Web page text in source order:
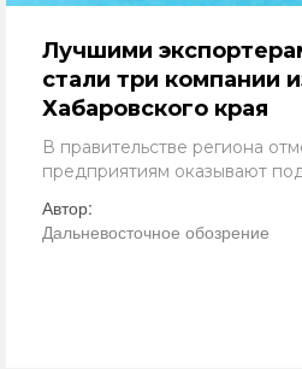
Лучшими
стали три компании
Хабаровского края
В правительстве региона
предприятиям оказывают
Автор:
Дальневосточное обозрение